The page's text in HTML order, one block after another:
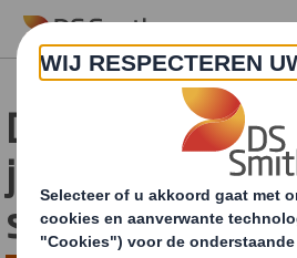
Skip to main content
DS Smith
jeugd bij
studie